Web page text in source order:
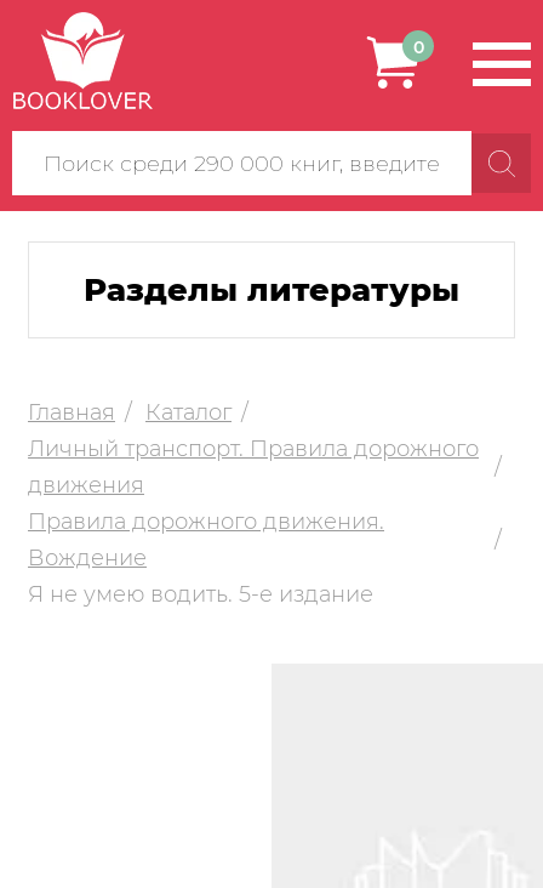
Поиск
по
сайту
0
Разделы литературы
Главная
Каталог
Личный транспорт. Правила дорожного
движения
Правила дорожного движения.
Вождение
Я не умею водить. 5-е издание